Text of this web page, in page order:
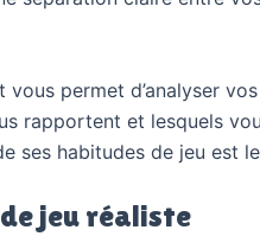
vous permet d’analyser
rapportent et lesquels
ses habitudes de jeu est
jeu réaliste